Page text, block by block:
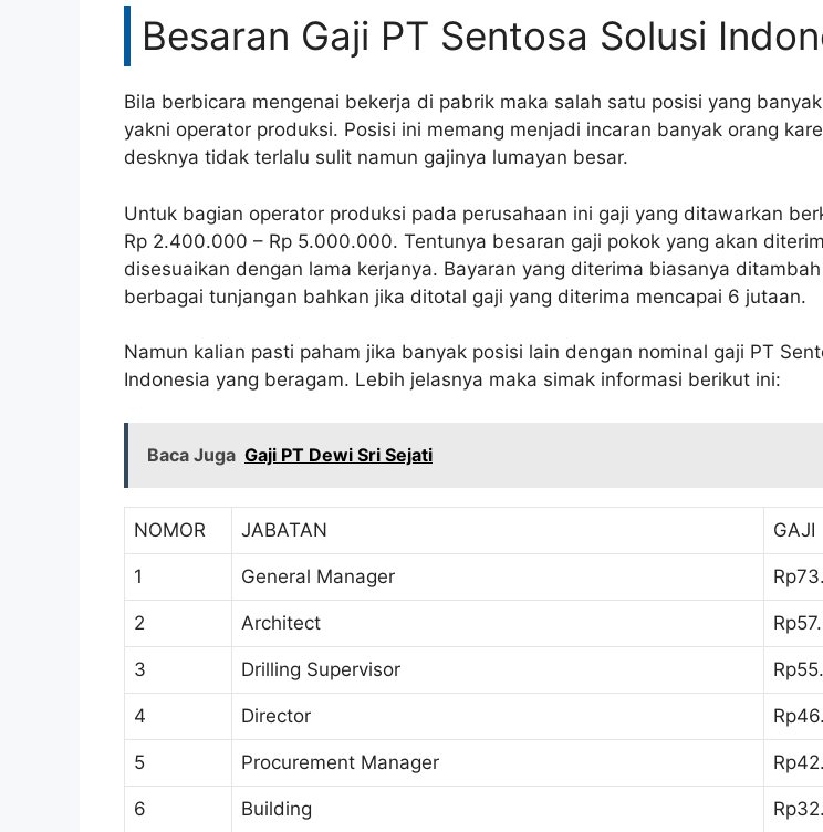
Besaran Gaji PT Sentosa Solusi
Bila berbicara mengenai bekerja di pabrik maka salah satu posisi yang
yakni operator produksi. Posisi ini memang menjadi incaran banyak orang
desknya tidak terlalu sulit namun gajinya lumayan besar.
Untuk bagian operator produksi pada perusahaan ini gaji yang ditawarkan
Rp 2.400.000 – Rp 5.000.000. Tentunya besaran gaji pokok yang akan
disesuaikan dengan lama kerjanya. Bayaran yang diterima biasanya
berbagai tunjangan bahkan jika ditotal gaji yang diterima mencapai 6 jutaan.
Namun kalian pasti paham jika banyak posisi lain dengan nominal gaji PT
Indonesia yang beragam. Lebih jelasnya maka simak informasi berikut ini:
Baca Juga Gaji PT Dewi Sri Sejati
NOMOR JABATAN GAJI
1 General Manager
2 Architect
3 Drilling Supervisor
4 Director
5 Procurement Manager
6 Building